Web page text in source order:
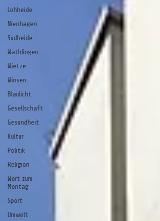
Lohheide
Nienhagen
Südheide
Wathlingen
Wietze
Winsen
Blaulicht
Gesellschaft
Gesundheit
Kultur
Politik
Religion
Wort zum
Montag
Sport
Umwelt